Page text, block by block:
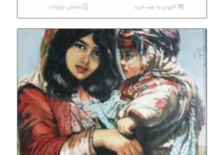
افزودن به سبد خرید نمایش جزئیات